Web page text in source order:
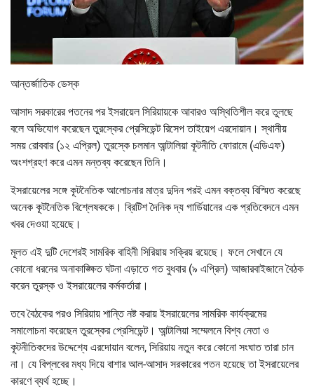
আন্তর্জাতিক ডেস্ক
আসাদ সরকারের পতনের পর ইসরায়েল সিরিয়ায়কে আবারও অস্থিতিশীল করে তুলছে
বলে অভিযোগ করেছেন তুরস্কের প্রেসিডেন্ট রিসেপ তাইয়েপ এরদোয়ান। স্থানীয়
সময় রোববার (১২ এপ্রিল) তুরস্কে চলমান আন্টালিয়া কূটনীতি ফোরামে (এডিএফ)
অংশগ্রহণ করে এমন মন্তব্য করেছেন তিনি।
ইসরায়েলের সঙ্গে কূটনৈতিক আলোচনার মাত্র দুদিন পরই এমন বক্তব্য বিস্মিত করেছে
অনেক কূটনৈতিক বিশ্লেষককে। ব্রিটিশ দৈনিক দ্য গার্ডিয়ানের এক প্রতিবেদনে এমন
খবর দেওয়া হয়েছে।
মূলত এই দুটি দেশেরই সামরিক বাহিনী সিরিয়ায় সক্রিয় রয়েছে। ফলে সেখানে যে
কোনো ধরনের অনাকাঙ্ক্ষিত ঘটনা এড়াতে গত বুধবার (৯ এপ্রিল) আজারবাইজানে বৈঠক
করেন তুরস্ক ‍ও ইসরায়েলের কর্মকর্তারা।
তবে বৈঠকের পরও সিরিয়ায় শান্তি নষ্ট করায় ইসরায়েলের সামরিক কার্যক্রমের
সমালোচনা করেছেন তুরস্কের প্রেসিডেন্ট। আন্টালিয়া সম্মেলনে বিশ্ব নেতা ও
কূটনীতিকদের উদ্দেশ্যে এরদোয়ান বলেন, সিরিয়ায় নতুন করে কোনো সংঘাত তারা চান
না। যে বিপ্লবের মধ্য দিয়ে বাশার আল-আসাদ সরকারের পতন হয়েছে তা ইসরায়েলের
কারণে ব্যর্থ হচ্ছে।